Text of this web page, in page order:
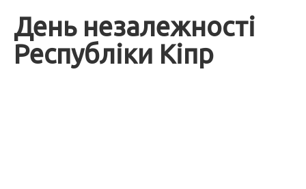
День незалежності
Республіки Кіпр